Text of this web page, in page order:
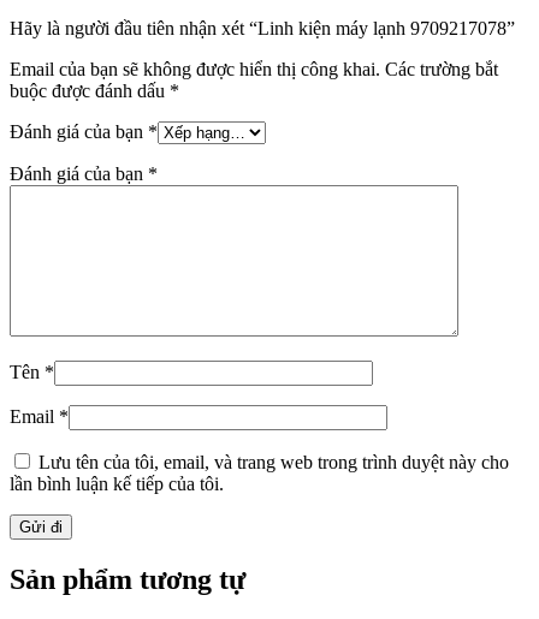
Hãy là người đầu tiên nhận xét “Linh kiện máy lạnh 9709217078”
Email của bạn sẽ không được hiển thị công khai. Các trường bắt
buộc được đánh dấu *
Đánh giá của bạn *
Đánh giá của bạn *
Tên *
Email *
Lưu tên của tôi, email, và trang web trong trình duyệt này cho
lần bình luận kế tiếp của tôi.
Sản phẩm tương tự